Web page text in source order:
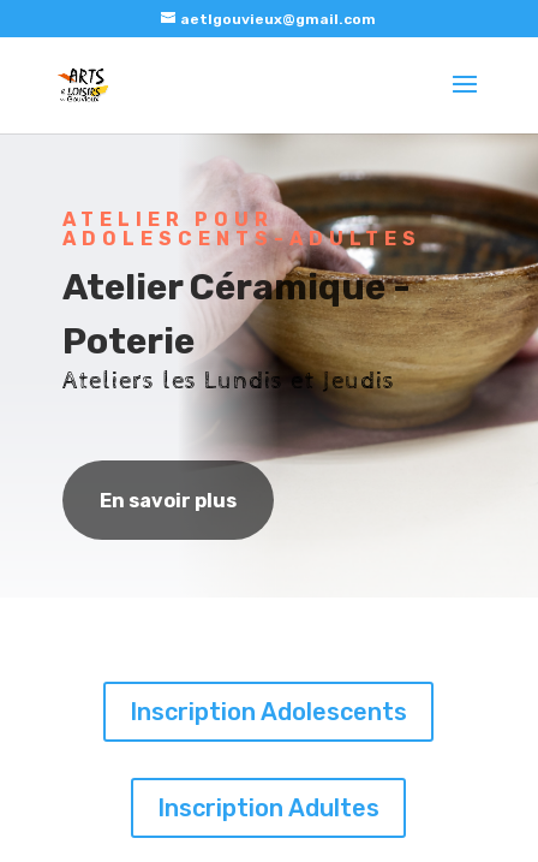
aetlgouvieux@gmail.com
ATELIER POUR
ADOLESCENTS-ADULTES
Atelier Céramique -
Poterie
Ateliers les Lundis et Jeudis
En savoir plus
Inscription Adolescents
Inscription Adultes